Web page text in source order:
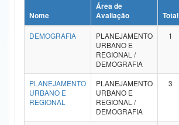
Ministério da Ciência, Tecnologia, Inovações e
Ministério do Meio Ambiente
Ministério do Desenvolvimento Regional
Nome
Área de
Avaliação
Total
DEMOGRAFIA
PLANEJAMENTO
URBANO E
REGIONAL /
DEMOGRAFIA
1
PLANEJAMENTO
URBANO E
REGIONAL
PLANEJAMENTO
URBANO E
REGIONAL /
DEMOGRAFIA
3